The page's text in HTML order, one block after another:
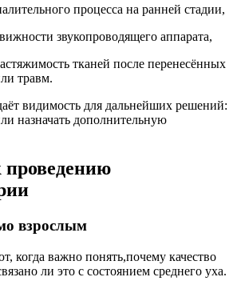
процесса на ранней стадии,
звукопроводящего аппарата,
тканей после перенесённых
травм.
видимость для дальнейших решений:
назначать дополнительную
взрослым
когда важно понять,почему качество
ли это с состоянием среднего уха.